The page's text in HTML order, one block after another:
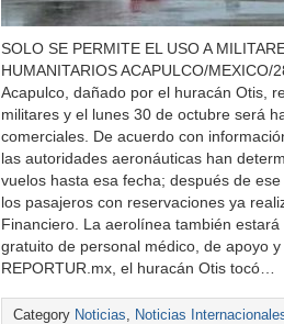
SOLO SE PERMITE EL USO A
HUMANITARIOS ACAPULCO/
Acapulco, dañado por el huracán Otis,
militares y el lunes 30 de octubre será
comerciales. De acuerdo con
las autoridades aeronáuticas han
vuelos hasta esa fecha; después de
los pasajeros con reservaciones ya
Financiero. La aerolínea también
gratuito de personal médico, de apoyo
REPORTUR.mx, el huracán Otis tocó…
Category Noticias, Noticias